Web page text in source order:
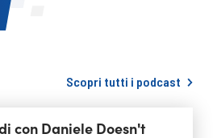
Scopri tutti i podcast
con Daniele Doesn't